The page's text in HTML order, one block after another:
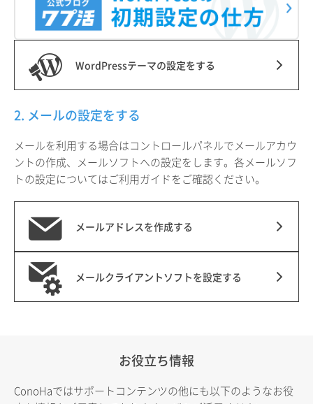
WordPressテーマの設定をする
2. メールの設定をする
メールを利用する場合はコントロールパネルでメールアカウ
ントの作成、メールソフトへの設定をします。各メールソフ
トの設定についてはご利用ガイドをご確認ください。
メールアドレスを作成する
メールクライアントソフトを設定する
お役立ち情報
ConoHaではサポートコンテンツの他にも以下のようなお役